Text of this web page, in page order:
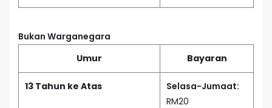
Bukan Warganegara
Umur
Bayaran
13 Tahun ke Atas
Selasa-Jumaat:
RM20